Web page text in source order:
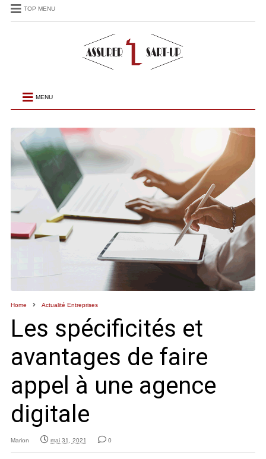
TOP MENU
MENU
Home Actualité Entreprises
Les spécificités et
avantages de faire
appel à une agence
digitale
Marion mai 31, 2021 0